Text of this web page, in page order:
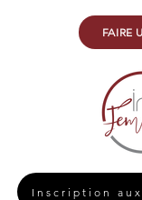
FAIRE
Inscription